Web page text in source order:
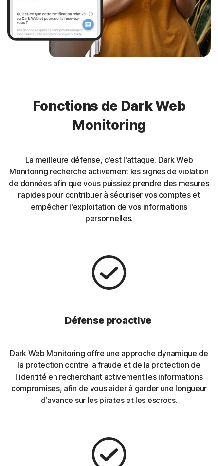
Fonctions de Dark Web
Monitoring
La meilleure défense, c'est l'attaque. Dark Web
Monitoring recherche activement les signes de violation
de données afin que vous puissiez prendre des mesures
rapides pour contribuer à sécuriser vos comptes et
empêcher l'exploitation de vos informations
personnelles.
Défense proactive
Dark Web Monitoring offre une approche dynamique de
la protection contre la fraude et de la protection de
l'identité en recherchant activement les informations
compromises, afin de vous aider à garder une longueur
d'avance sur les pirates et les escrocs.